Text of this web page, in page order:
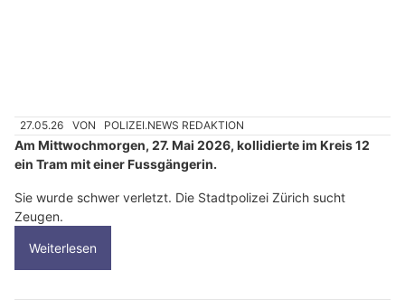
27.05.26 VON POLIZEI.NEWS REDAKTION
Am Mittwochmorgen, 27. Mai 2026, kollidierte im Kreis 12
ein Tram mit einer Fussgängerin.
Sie wurde schwer verletzt. Die Stadtpolizei Zürich sucht
Zeugen.
Weiterlesen